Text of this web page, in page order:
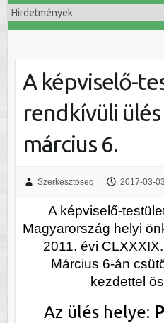
A képviselő-
rendkívüli ülés
március 6.
Szerkesztoseg 2017-03-03
A képviselő-
Magyarország helyi
2011. évi
Március 6-án
kezdettel
Az ülés helye: